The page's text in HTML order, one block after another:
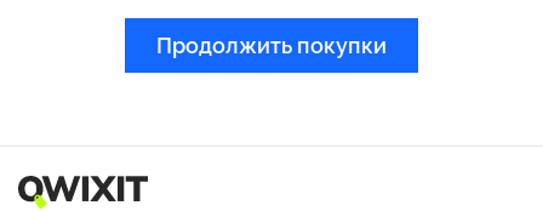
Продолжить покупки